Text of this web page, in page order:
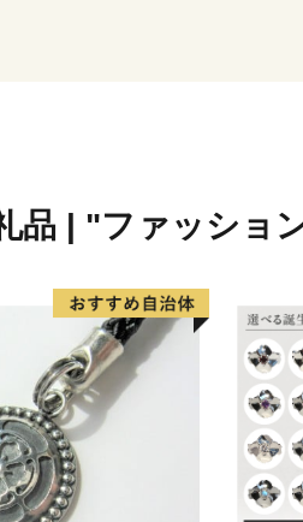
品 | "ファッショ